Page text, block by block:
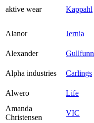
aktive wear Kappahl
Alanor
Jernia
Alexander
Gullfunn
Alpha industries
Carlings
Alwero
Life
Amanda
Christensen
VIC